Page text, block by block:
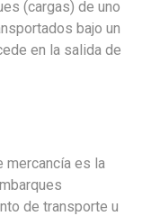
(cargas) de uno
bajo un
en la salida de
mercancía es la
de transporte u